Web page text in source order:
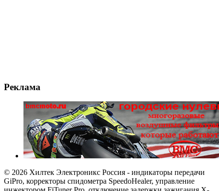
Реклама
© 2026 Хилтек Электроникс Россия - индикаторы передачи
GiPro, корректоры спидометра SpeedoHealer, управление